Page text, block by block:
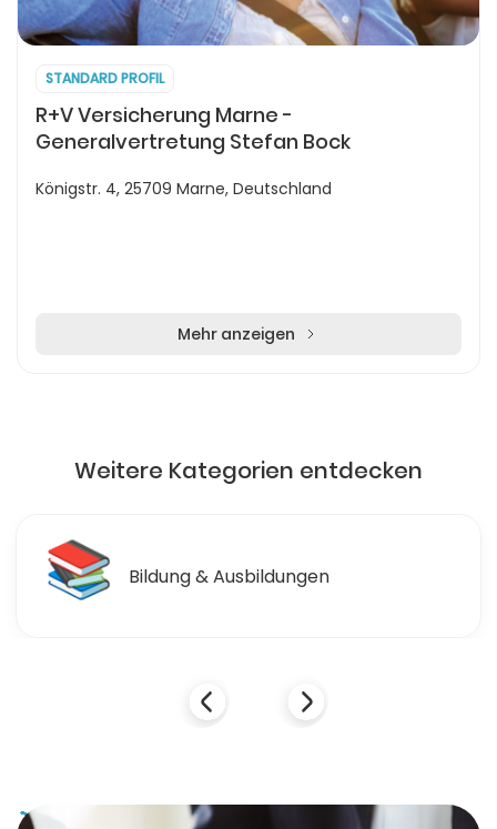
STANDARD PROFIL
R+V Versicherung Marne -
Generalvertretung Stefan Bock
Königstr. 4, 25709 Marne, Deutschland
Mehr anzeigen
Weitere Kategorien entdecken
📚 Bildung & Ausbildungen